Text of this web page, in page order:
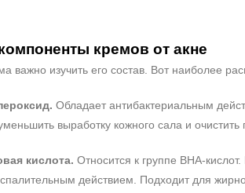
кремов от акне
важно изучить его состав. Вот наиболее
Обладает антибактериальным
выработку кожного сала и очистить
кислота. Относится к группе BHA-
действием. Подходит для